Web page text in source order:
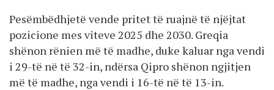
Pesëmbëdhjetë vende pritet të ruajnë të njëjtat
pozicione mes viteve 2025 dhe 2030. Greqia
shënon rënien më të madhe, duke kaluar nga vendi
i 29-të në të 32-in, ndërsa Qipro shënon ngjitjen
më të madhe, nga vendi i 16-të në të 13-in.